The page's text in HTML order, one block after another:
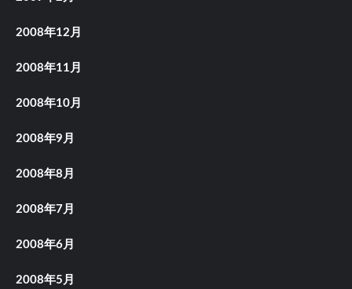
2008年12月
2008年11月
2008年10月
2008年9月
2008年8月
2008年7月
2008年6月
2008年5月